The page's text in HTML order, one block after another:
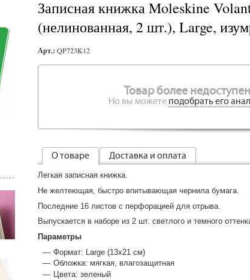
Записная книжка Moleskine
(нелинованная, 2 шт.), Large,
Арт.: QP723K12
Товар более
Но вы можете подобрать его
О товаре Доставка и оплата
Легкая записная книжка.
Не желтеющая, быстро впитывающая чернила бумага.
Последние 16 листов с перфорацией для отрыва.
Выпускается в наборе из 2 шт. светлого и темного
Параметры
Формат: Large (13х21 см)
Обложка: мягкая, влагозащитная
Цвета: зеленый